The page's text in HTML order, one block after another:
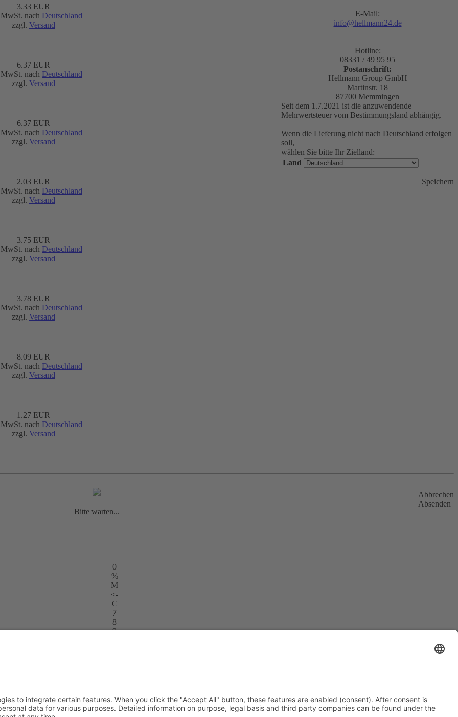
3.33 EUR
nach Deutschland
zzgl. Versand
6.37 EUR
nach Deutschland
zzgl. Versand
6.37 EUR
nach Deutschland
zzgl. Versand
2.03 EUR
nach Deutschland
zzgl. Versand
3.75 EUR
nach Deutschland
zzgl. Versand
3.78 EUR
nach Deutschland
zzgl. Versand
8.09 EUR
nach Deutschland
zzgl. Versand
1.27 EUR
nach Deutschland
zzgl. Versand
E-Mail:
info@hellmann24.de
Hotline:
08331 / 49 95 95
Postanschrift:
Hellmann Group GmbH
Martinstr. 18
87700 Memmingen
Seit dem 1.7.2021 ist die anzuwendende
Mehrwertsteuer vom Bestimmungsland abhängig.
Wenn die Lieferung nicht nach Deutschland erfolgen
soll,
wählen Sie bitte Ihr Zielland:
Land
Speichern
Abbrechen
Absenden
Bitte warten...
0
%
M
<-
C
7
8
9
2
3